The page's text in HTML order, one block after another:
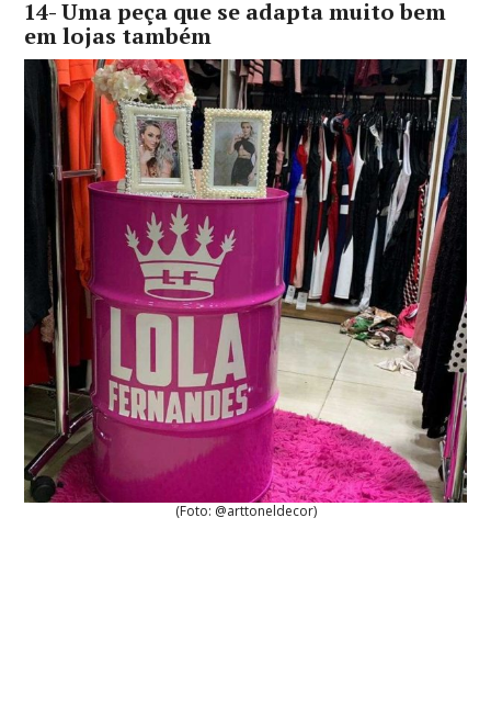
14- Uma peça que se adapta muito bem
em lojas também
(Foto: @arttoneldecor)